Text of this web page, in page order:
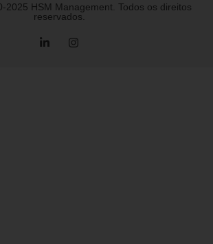
2025 HSM Management. Todos os direitos
reservados.